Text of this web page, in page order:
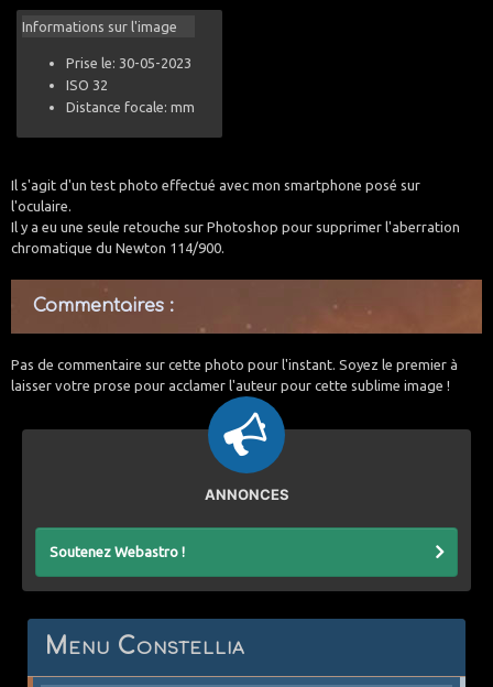
Informations sur l'image
Prise le: 30-05-2023
ISO 32
Distance focale: mm
Il s'agit d'un test photo effectué avec mon smartphone posé sur
l'oculaire.
Il y a eu une seule retouche sur Photoshop pour supprimer l'aberration
chromatique du Newton 114/900.
Commentaires :
Pas de commentaire sur cette photo pour l'instant. Soyez le premier à
laisser votre prose pour acclamer l'auteur pour cette sublime image !
ANNONCES
Soutenez Webastro !
Menu Constellia